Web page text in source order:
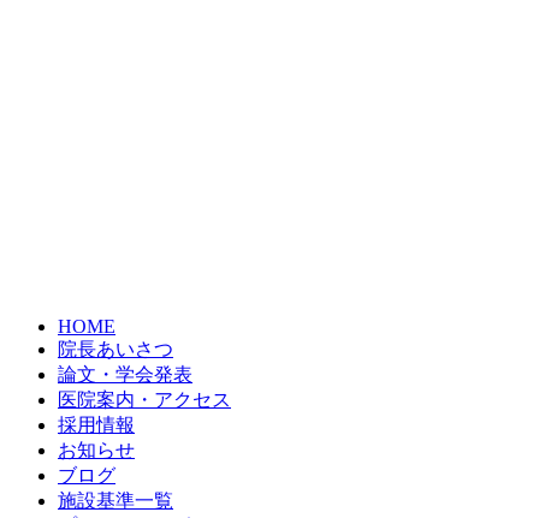
HOME
院長あいさつ
論文・学会発表
医院案内・アクセス
採用情報
お知らせ
ブログ
施設基準一覧